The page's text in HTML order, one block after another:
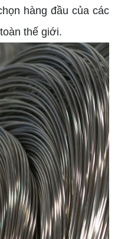
hàng đầu của các
thế giới.